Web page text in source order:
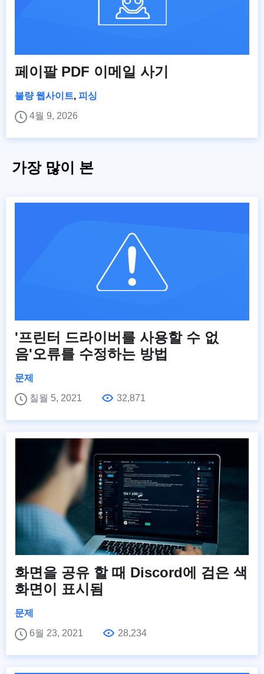
페이팔 PDF 이메일 사기
불량 웹사이트, 피싱
4월 9, 2026
가장 많이 본
'프린터 드라이버를 사용할 수 없
음'오류를 수정하는 방법
문제
칠월 5, 2021
32,871
화면을 공유 할 때 Discord에 검은 색
화면이 표시됨
문제
6월 23, 2021
28,234